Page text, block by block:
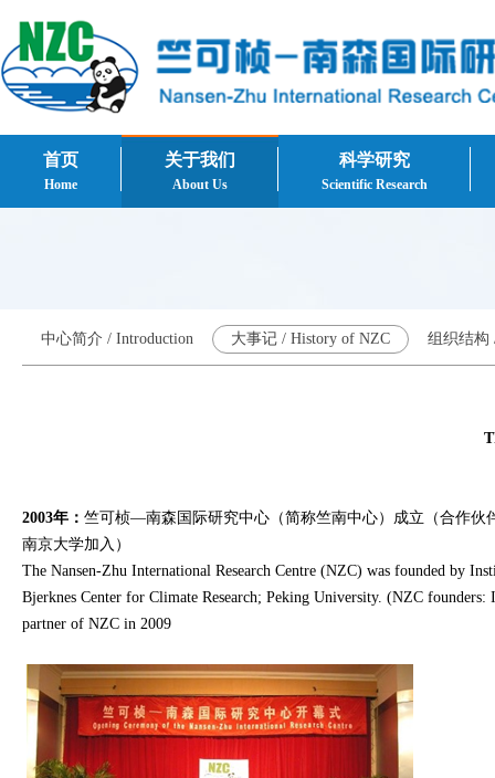
首页
Home
关于我们
About Us
科学研究
Scientific Research
中心简介 / Introduction 大事记 / History of NZC 组织结构
2003年： 竺可桢—南森国际研究中心（简称竺南中心）成立（合作伙
南京大学加入）
The Nansen-Zhu International Research Centre (NZC) was founded by
Bjerknes Center for Climate Research; Peking University. (NZC
partner of NZC in 2009